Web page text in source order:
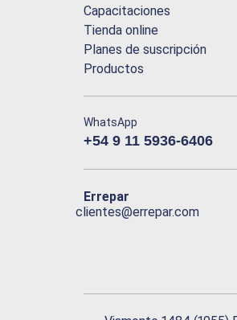
Capacitaciones
Tienda online
Planes de suscripción
Productos
WhatsApp
+54 9 11 5936-6406
Errepar
clientes@errepar.com